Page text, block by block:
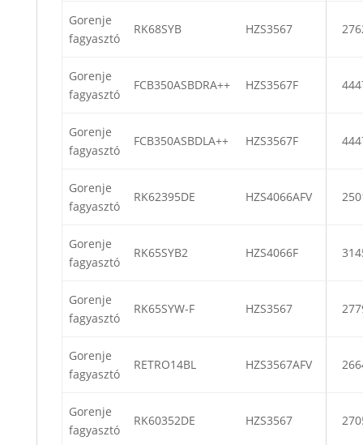
Gorenje
fagyasztó
RK68SYB HZS3567
Gorenje
fagyasztó
FCB350ASBDRA++ HZS3567F
Gorenje
fagyasztó
FCB350ASBDLA++ HZS3567F
Gorenje
fagyasztó
RK62395DE HZS4066AFV
Gorenje
fagyasztó
RK65SYB2 HZS4066F
Gorenje
fagyasztó
RK65SYW-F HZS3567
Gorenje
fagyasztó
RETRO14BL HZS3567AFV
Gorenje
fagyasztó
RK60352DE HZS3567